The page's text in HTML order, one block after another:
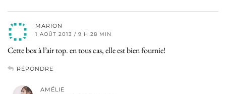
MARION
1 AOÛT 2013 / 9 H 28 MIN
Cette box à l’air top. en tous cas, elle est bien fournie!
RÉPONDRE
AMÉLIE